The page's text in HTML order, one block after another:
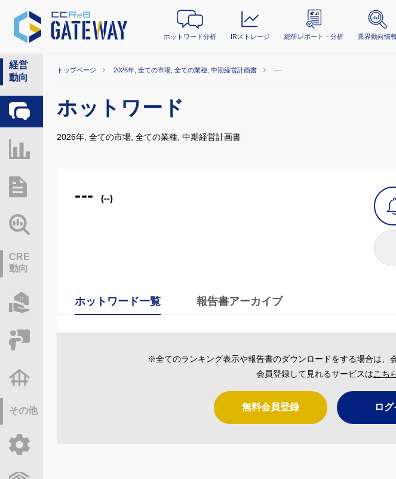
ホットワード分析 IRストレージ 総研レポート・分析 業界動向情報
経営
動向
ホットワード分析
CRE
動向
物件情報サーチ
その他
トップページ 2026年, 全ての市場, 全ての業種, 中期経営計画書 ---
ホットワード
2026年, 全ての市場, 全ての業種, 中期経営計画書
--- (--)
ホットワード一覧 報告書アーカイブ
※全てのランキング表示や報告書のダウンロードをする場合は、
会員登録して見れるサービスはこち
無料会員登録 ロ